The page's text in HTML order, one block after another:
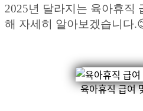
2025년 달라지는 육아휴직
해 자세히 알아보겠습니다
육아휴직 급여